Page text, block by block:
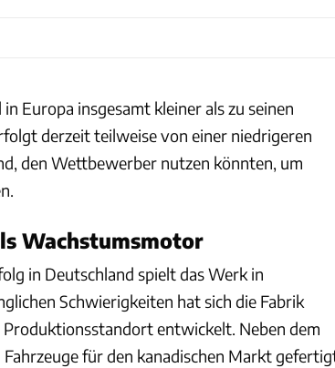
Europa insgesamt kleiner als zu seinen
derzeit teilweise von einer niedrigeren
den Wettbewerber nutzen könnten, um
Wachstumsmotor
in Deutschland spielt das Werk in
Schwierigkeiten hat sich die Fabrik
entwickelt. Neben dem
für den kanadischen Markt